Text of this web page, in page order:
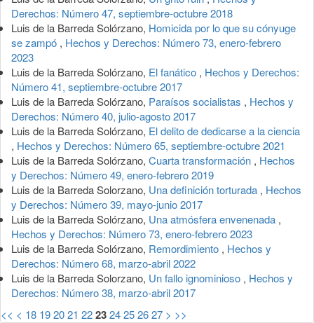
artículo
Derechos: Número 47, septiembre-octubre 2018
Luis de la Barreda Solórzano, Homicida por lo que su cónyuge
se zampó , Hechos y Derechos: Número 73, enero-febrero
2023
Luis de la Barreda Solórzano, El fanático , Hechos y Derechos:
Número 41, septiembre-octubre 2017
Luis de la Barreda Solórzano, Paraísos socialistas , Hechos y
Derechos: Número 40, julio-agosto 2017
Luis de la Barreda Solórzano, El delito de dedicarse a la ciencia
, Hechos y Derechos: Número 65, septiembre-octubre 2021
Luis de la Barreda Solórzano, Cuarta transformación , Hechos
y Derechos: Número 49, enero-febrero 2019
Luis de la Barreda Solorzano, Una definición torturada , Hechos
y Derechos: Número 39, mayo-junio 2017
Luis de la Barreda Solórzano, Una atmósfera envenenada ,
Hechos y Derechos: Número 73, enero-febrero 2023
Luis de la Barreda Solórzano, Remordimiento , Hechos y
Derechos: Número 68, marzo-abril 2022
Luis de la Barreda Solorzano, Un fallo ignominioso , Hechos y
Derechos: Número 38, marzo-abril 2017
<< < 18 192021 222324252627 > >>